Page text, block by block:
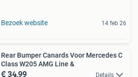
Bezoek website 14 feb 26
Rear Bumper Canards Voor Mercedes C
Class W205 AMG Line &
€ 34,99 Details